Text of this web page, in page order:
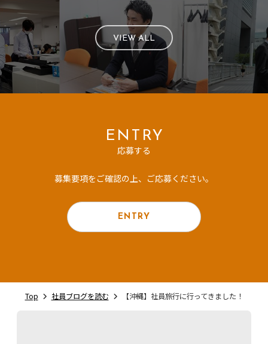
VIEW ALL
ENTRY
応募する
募集要項をご確認の上、ご応募ください。
ENTRY
Top 社員ブログを読む 【沖縄】社員旅行に行ってきました！